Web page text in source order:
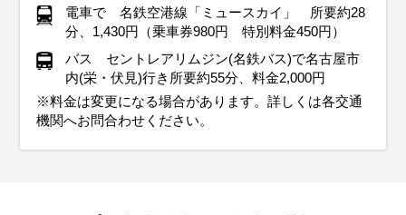
電車で 名鉄空港線「ミュースカイ」 所要約28
分、1,430円（乗車券980円 特別料金450円）
バス セントレアリムジン(名鉄バス)で名古屋市
内(栄・伏見)行き所要約55分、料金2,000円
※料金は変更になる場合があります。詳しくは各交通
機関へお問合わせください。